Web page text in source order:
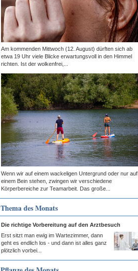
Am kommenden Mittwoch (12. August) dürften sich ab
etwa 19 Uhr viele Blicke erwartungsvoll in den Himmel
richten. Ist der wolkenfrei,...
Wenn wir auf einem wackeligen Untergrund oder nur auf
einem Bein stehen, zwingen wir verschiedene
Körperbereiche zur Teamarbeit. Das große...
Thema des Monats
Die richtige Vorbereitung auf den Arztbesuch
Erst sitzt man ewig im Wartezimmer, dann
geht es endlich los - und dann ist alles ganz
plötzlich vorbei...